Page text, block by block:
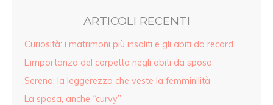
ARTICOLI RECENTI
Curiosità: i matrimoni più insoliti e gli abiti da record
L’importanza del corpetto negli abiti da sposa
Serena: la leggerezza che veste la femminilità
La sposa, anche “curvy”